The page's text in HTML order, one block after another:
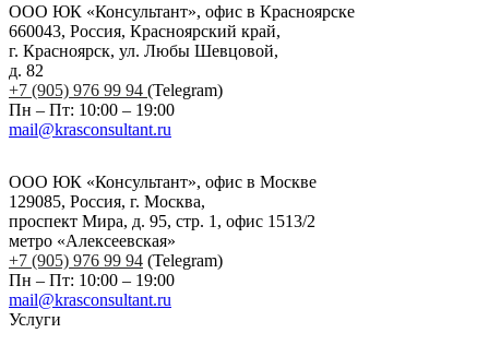
ООО ЮК «Консультант», офис в Красноярске
660043, Россия, Красноярский край,
г. Красноярск, ул. Любы Шевцовой,
д. 82
+7 (905) 976 99 94 (Telegram)
Пн – Пт: 10:00 – 19:00
mail@krasconsultant.ru
ООО ЮК «Консультант», офис в Москве
129085, Россия, г. Москва,
проспект Мира, д. 95, стр. 1, офис 1513/2
метро «Алексеевская»
+7 (905) 976 99 94 (Telegram)
Пн – Пт: 10:00 – 19:00
mail@krasconsultant.ru
Услуги